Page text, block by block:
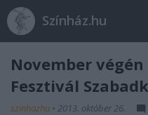
Színház.hu
November
Fesztivál
szinhazhu • 2013. október 26.